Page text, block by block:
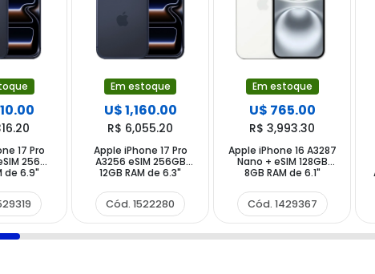
17 Pro
256GB
de 6.9"
Feia S
Em estoque
U$ 1,160.00
R$ 6,055.20
Apple iPhone 17 Pro
A3256 eSIM 256GB
12GB RAM de 6.3"
Deep Blue
Cód. 1522280
Em estoque
U$ 765.00
R$ 3,993.30
Apple iPhone 16 A3287
Nano + eSIM 128GB
8GB RAM de 6.1"
Cód. 1429367